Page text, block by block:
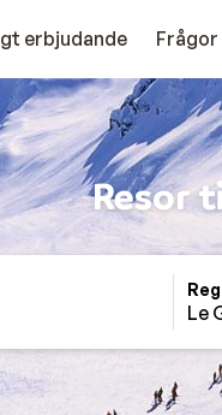
erbjudande
Resor
Le